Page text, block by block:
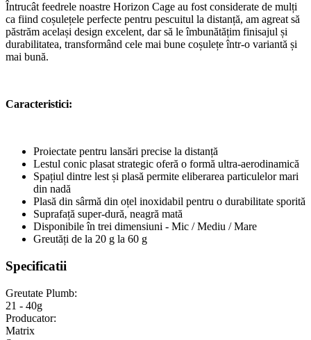
Întrucât feedrele noastre Horizon Cage au fost considerate de mulți
ca fiind coșulețele perfecte pentru pescuitul la distanță, am agreat să
păstrăm același design excelent, dar să le îmbunătățim finisajul și
durabilitatea, transformând cele mai bune coșulețe într-o variantă și
mai bună.
Caracteristici:
Proiectate pentru lansări precise la distanță
Lestul conic plasat strategic oferă o formă ultra-aerodinamică
Spațiul dintre lest și plasă permite eliberarea particulelor mari
din nadă
Plasă din sârmă din oțel inoxidabil pentru o durabilitate sporită
Suprafață super-dură, neagră mată
Disponibile în trei dimensiuni - Mic / Mediu / Mare
Greutăți de la 20 g la 60 g
Specificatii
Greutate Plumb:
21 - 40g
Producator:
Matrix